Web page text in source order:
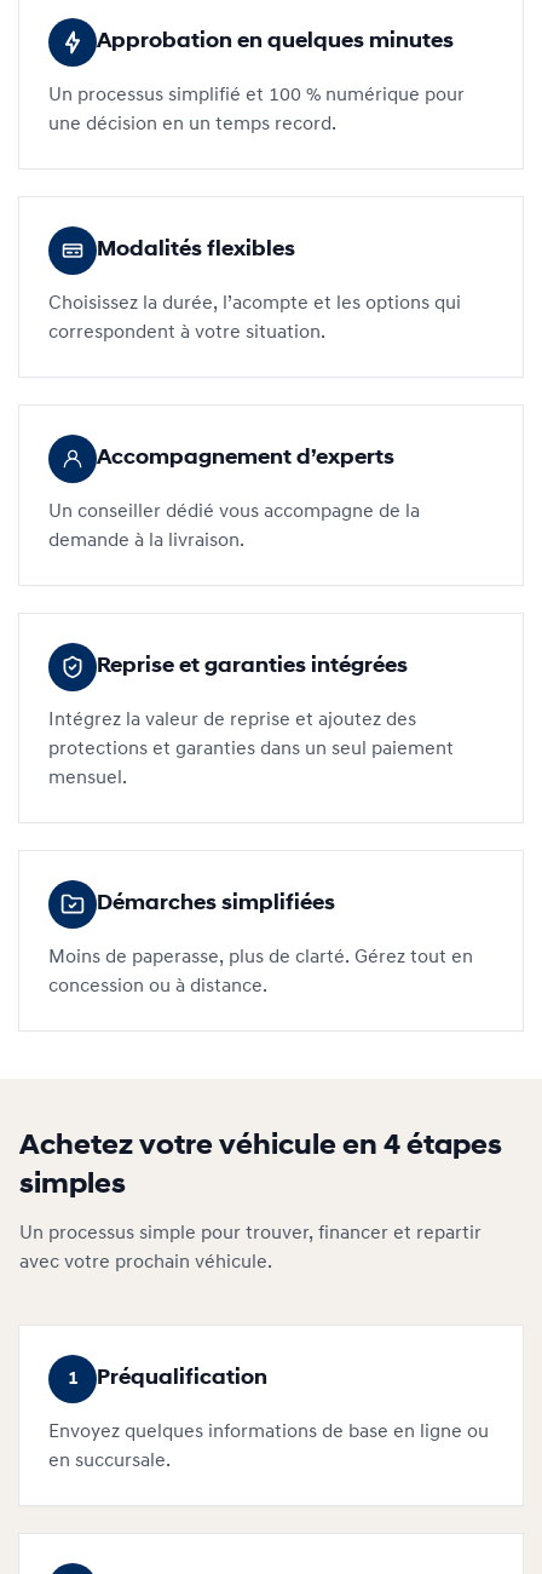
Approbation en quelques minutes
Un processus simplifié et 100 % numérique pour
une décision en un temps record.
Modalités flexibles
Choisissez la durée, l’acompte et les options qui
correspondent à votre situation.
Accompagnement d’experts
Un conseiller dédié vous accompagne de la
demande à la livraison.
Reprise et garanties intégrées
Intégrez la valeur de reprise et ajoutez des
protections et garanties dans un seul paiement
mensuel.
Démarches simplifiées
Moins de paperasse, plus de clarté. Gérez tout en
concession ou à distance.
Achetez votre véhicule en 4 étapes
simples
Un processus simple pour trouver, financer et repartir
avec votre prochain véhicule.
1 Préqualification
Envoyez quelques informations de base en ligne ou
en succursale.